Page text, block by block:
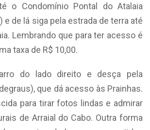
o Condomínio Pontal do Atalaia
e de lá siga pela estrada de terra até
Lembrando que para ter acesso é
taxa de R$ 10,00.
do lado direito e desça pela
que dá acesso às Prainhas.
para tirar fotos lindas e admirar
de Arraial do Cabo. Outra forma